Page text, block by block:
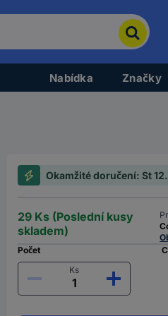
Nabídka Značky
Okamžité doručení: St
29 Ks (Poslední kusy
skladem)
Počet
Ks